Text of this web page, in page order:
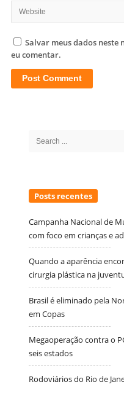
Salvar meus dados neste
eu comentar.
Search
Posts recentes
Campanha Nacional de
com foco em crianças e
Quando a aparência
cirurgia plástica na
Brasil é eliminado pela
em Copas
Megaoperação contra o
seis estados
Rodoviários do Rio de